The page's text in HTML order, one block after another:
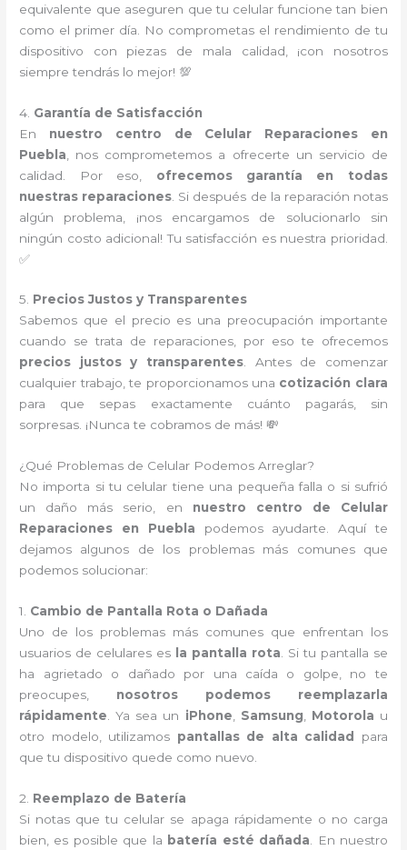
equivalente que aseguren que tu celular funcione tan bien
como el primer día. No comprometas el rendimiento de tu
dispositivo con piezas de mala calidad, ¡con nosotros
siempre tendrás lo mejor! 💯
4. Garantía de Satisfacción
En nuestro centro de Celular Reparaciones en
Puebla , nos comprometemos a ofrecerte un servicio de
calidad. Por eso, ofrecemos garantía en todas
nuestras reparaciones . Si después de la reparación notas
algún problema, ¡nos encargamos de solucionarlo sin
ningún costo adicional! Tu satisfacción es nuestra prioridad.
✅
5. Precios Justos y Transparentes
Sabemos que el precio es una preocupación importante
cuando se trata de reparaciones, por eso te ofrecemos
precios justos y transparentes. Antes de comenzar
cualquier trabajo, te proporcionamos una cotización clara
para que sepas exactamente cuánto pagarás, sin
sorpresas. ¡Nunca te cobramos de más! 💸
¿Qué Problemas de Celular Podemos Arreglar?
No importa si tu celular tiene una pequeña falla o si sufrió
un daño más serio, en nuestro centro de Celular
Reparaciones en Puebla podemos ayudarte. Aquí te
dejamos algunos de los problemas más comunes que
podemos solucionar:
1. Cambio de Pantalla Rota o Dañada
Uno de los problemas más comunes que enfrentan los
usuarios de celulares es
la pantalla rota . Si tu pantalla se
ha agrietado o dañado por una caída o golpe, no te
preocupes, nosotros podemos reemplazarla
rápidamente . Ya sea un iPhone Samsung Motorola u
otro modelo, utilizamos pantallas de alta calidad
para
que tu dispositivo quede como nuevo.
2. Reemplazo de Batería
Si notas que tu celular se apaga rápidamente o no carga
bien, es posible que la batería esté dañada . En nuestro